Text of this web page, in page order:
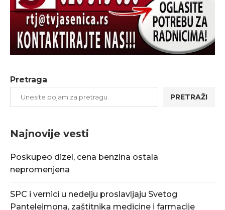
Pretraga
PRETRAŽI
Najnovije vesti
Poskupeo dizel, cena benzina ostala
nepromenjena
SPC i vernici u nedelju proslavljaju Svetog
Pantelejmona, zaštitnika medicine i farmacije